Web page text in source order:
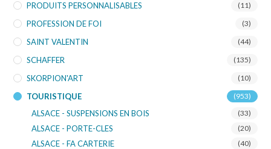
PRODUITS PERSONNALISABLES (11)
PROFESSION DE FOI (3)
SAINT VALENTIN (44)
SCHAFFER (135)
SKORPION'ART (10)
TOURISTIQUE (953)
ALSACE - SUSPENSIONS EN BOIS (33)
ALSACE - PORTE-CLES (20)
ALSACE - FA CARTERIE (40)